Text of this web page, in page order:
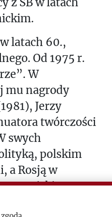
latach 60.,
Od 1975 r.
W
mu nagrody
Jerzy
twórczości
swych
polskim
a Rosją w
a